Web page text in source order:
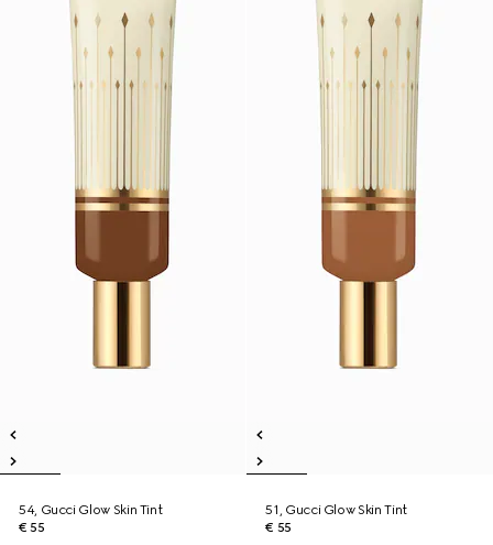
54, Gucci Glow Skin Tint
€ 55
51, Gucci Glow Skin Tint
€ 55